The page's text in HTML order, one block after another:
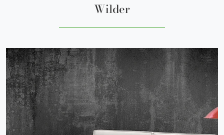
Wilder